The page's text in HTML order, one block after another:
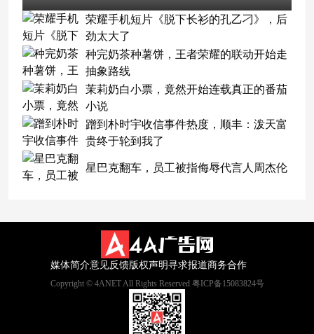
荣耀手机短片《脱下长衫的孔乙刁》，后
劲太大了
种完奶茶种薯饼，王者荣耀的联动开始走
抽象路线
茉莉奶白小票，竟然开始连载真正的番茄
小说
蹭到朴时宇收信事件热度，顺丰：泼天富
贵终于轮到我了
星巴克翻车，员工被指侮辱代言人周杰伦
媒体简介意见反馈版权声明寻求报道商务合作
Copyright © 4ANET All Rights Reserved 粤ICP备15083824号